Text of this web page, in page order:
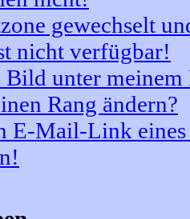
gewechselt
nicht verfügbar!
unter meinem
Rang ändern?
E-Mail-Link